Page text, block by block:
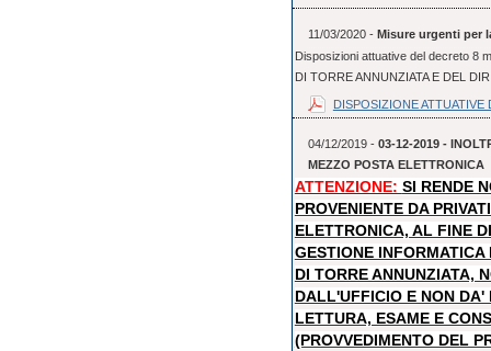
11/03/2020 - Misure urgenti per
Disposizioni attuative del decreto 8
DI TORRE ANNUNZIATA E DEL
DISPOSIZIONE ATTUATIVE
04/12/2019 - 03-12-2019 -
MEZZO POSTA ELETTRONICA
ATTENZIONE: SI RENDE
PROVENIENTE DA
ELETTRONICA, AL FINE
GESTIONE
DI TORRE ANNUNZIATA,
DALL'UFFICIO E NON
LETTURA, ESAME E
(PROVVEDIMENTO DEL